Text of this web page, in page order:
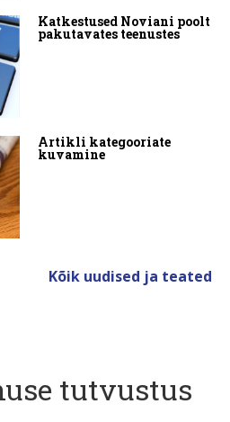
Katkestused Noviani poolt
pakutavates teenustes
Artikli kategooriate
kuvamine
Kõik uudised ja teated
tutvustus